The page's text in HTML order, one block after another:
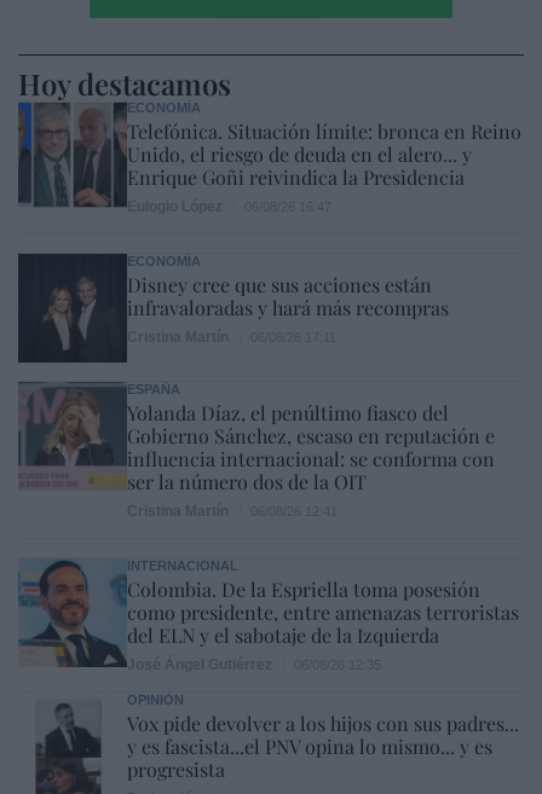
Hoy destacamos
ECONOMÍA
Telefónica. Situación límite: bronca en Reino
Unido, el riesgo de deuda en el alero... y
Enrique Goñi reivindica la Presidencia
ECONOMÍA
Disney cree que sus acciones están
infravaloradas y hará más recompras
ESPAÑA
Yolanda Díaz, el penúltimo fiasco del
Gobierno Sánchez, escaso en reputación e
influencia internacional: se conforma con
ser la número dos de la OIT
INTERNACIONAL
Colombia. De la Espriella toma posesión
como presidente, entre amenazas terroristas
del ELN y el sabotaje de la Izquierda
OPINIÓN
Vox pide devolver a los hijos con sus padres...
y es fascista...el PNV opina lo mismo... y es
progresista